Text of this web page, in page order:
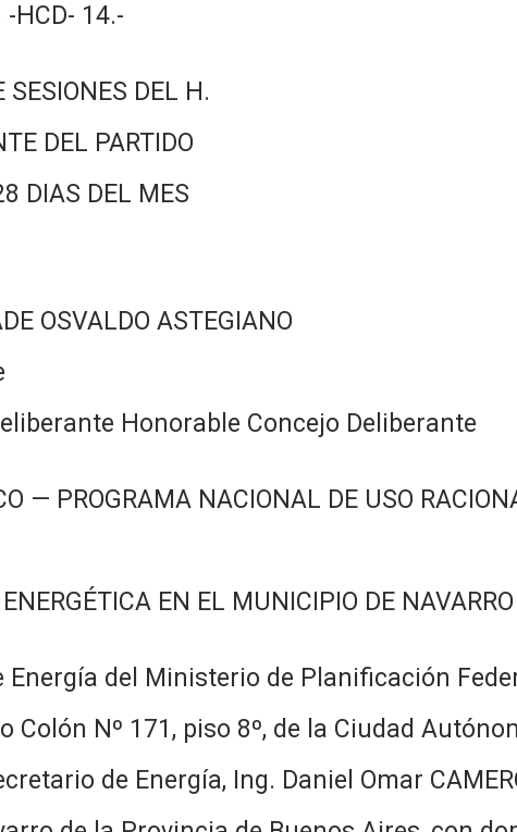
-HCD- 14.-
SESIONES DEL H.
DEL PARTIDO
DIAS DEL MES
OSVALDO ASTEGIANO
Honorable Concejo Deliberante
— PROGRAMA NACIONAL DE USO
EN EL MUNICIPIO DE
Energía del Ministerio de Planificación
Colón Nº 171, piso 8º, de la Ciudad
de Energía, Ing. Daniel Omar